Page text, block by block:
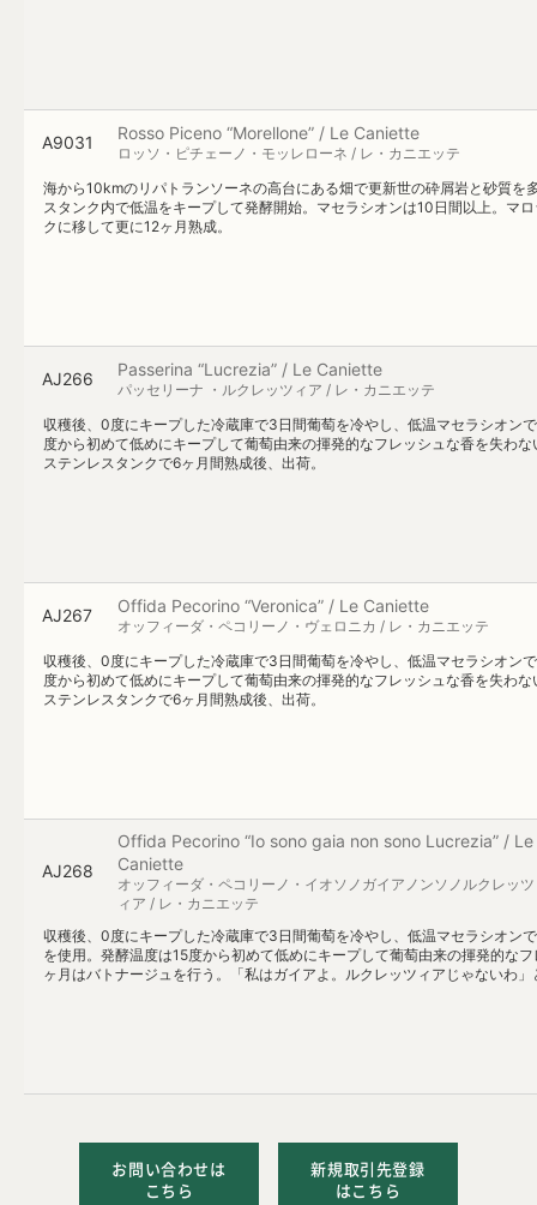
A9031 Rosso Piceno “Morellone” / Le Caniette
ロッソ・ピチェーノ・モッレローネ / レ・カニエッテ
海から10kmのリパトランソーネの高台にある畑で更新世の砕屑岩と砂質
スタンク内で低温をキープして発酵開始。マセラシオンは10日間以上。マ
クに移して更に12ヶ月熟成。
AJ266 Passerina “Lucrezia” / Le Caniette
パッセリーナ ・ルクレッツィア / レ・カニエッテ
収穫後、0度にキープした冷蔵庫で3日間葡萄を冷やし、低温マセラシオン
度から初めて低めにキープして葡萄由来の揮発的なフレッシュな香を失わ
ステンレスタンクで6ヶ月間熟成後、出荷。
AJ267 Offida Pecorino “Veronica” / Le Caniette
オッフィーダ・ペコリーノ・ヴェロニカ / レ・カニエッテ
収穫後、0度にキープした冷蔵庫で3日間葡萄を冷やし、低温マセラシオン
度から初めて低めにキープして葡萄由来の揮発的なフレッシュな香を失わ
ステンレスタンクで6ヶ月間熟成後、出荷。
AJ268
Offida Pecorino “Io sono gaia non sono Lucrezia” / Le
Caniette
オッフィーダ・ペコリーノ・イオソノガイアノンソノルクレッツ
ィア / レ・カニエッテ
収穫後、0度にキープした冷蔵庫で3日間葡萄を冷やし、低温マセラシオン
を使用。発酵温度は15度から初めて低めにキープして葡萄由来の揮発的
ヶ月はバトナージュを行う。「私はガイアよ。ルクレッツィアじゃないわ
お問い合わせは
こちら
新規取引先登録
はこちら